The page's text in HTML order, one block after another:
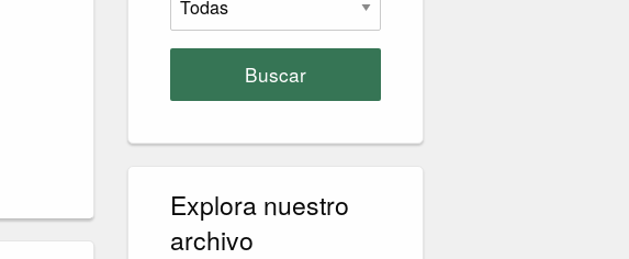
Buscar
Explora nuestro
archivo